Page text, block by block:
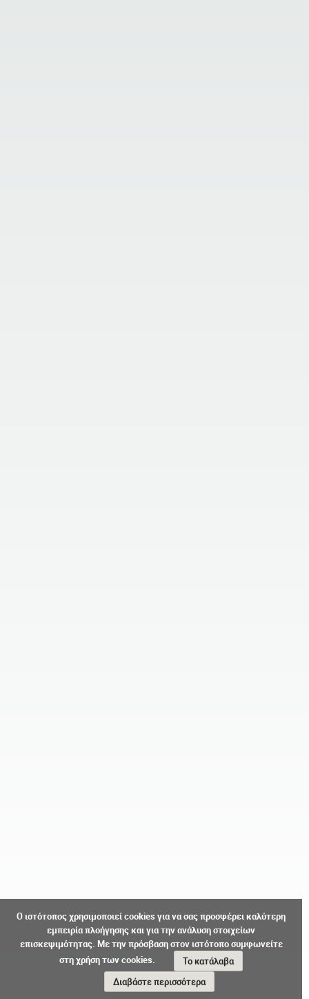
Ο ιστότοπος χρησιμοποιεί cookies για να σας προσφέρει καλύτερη
εμπειρία πλοήγησης και για την ανάλυση στοιχείων
επισκεψιμότητας. Με την πρόσβαση στον ιστότοπο συμφωνείτε
στη χρήση των cookies.
Το κατάλαβα
Διαβάστε περισσότερα